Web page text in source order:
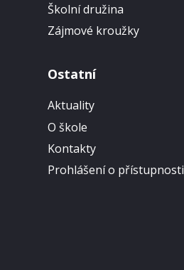
Školní družina
Zájmové kroužky
Ostatní
Aktuality
O škole
Kontakty
Prohlášení o přístupnosti